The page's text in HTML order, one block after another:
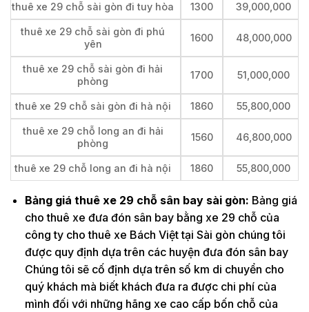
thuê xe 29 chỗ sài gòn đi tuy hòa 1300 39,000,000
thuê xe 29 chỗ sài gòn đi phú
yên
1600 48,000,000
thuê xe 29 chỗ sài gòn đi hải
phòng
1700 51,000,000
thuê xe 29 chỗ sài gòn đi hà nội 1860 55,800,000
thuê xe 29 chỗ long an đi hải
phòng
1560 46,800,000
thuê xe 29 chỗ long an đi hà nội 1860 55,800,000
Bảng giá thuê xe 29 chỗ sân bay sài gòn: Bảng giá
cho thuê xe đưa đón sân bay bằng xe 29 chỗ của
công ty cho thuê xe Bách Việt tại Sài gòn chúng tôi
được quy định dựa trên các huyện đưa đón sân bay
Chúng tôi sẽ cố định dựa trên số km di chuyển cho
quý khách mà biết khách đưa ra được chi phí của
mình đối với những hãng xe cao cấp bốn chỗ của